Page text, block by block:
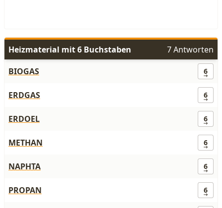
Heizmaterial mit 6 Buchstaben
7 Antworten
BIOGAS
6
ERDGAS 6
ERDOEL 6
METHAN 6
NAPHTA 6
PROPAN 6